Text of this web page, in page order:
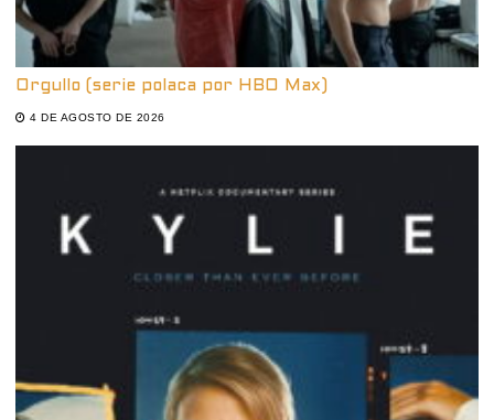
Orgullo (serie polaca por HBO Max)
4 DE AGOSTO DE 2026